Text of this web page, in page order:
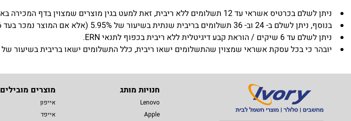
ניתן לשלם בכרטיס אשראי עד 12 תשלומים ללא ריבית, זאת למעט בגין מוצרים שמצוין בדף המכירה באתר שכמות התשלומים שניתן לבצע ללא תוספת ריבית הינה אחרת.
בנוסף, ניתן לשלם ב- 24 וב- 36 תשלומים בריבית שנתית בשיעור של 5.95% (אלא אם המוצר נמכר בעד 36 תשלומים ללא ריבית).
ניתן לשלם עד 6 שיקים / הוראת קבע דיגיטלית ללא ריבית בכפוף לתנאי ERN.
יובהר כי בכל עסקת אשראי שמצוין שהתשלומים ישאו ריבית, כלל התשלומים ישאו בריבית בשיעור של 5.95%.
חנויות מותג
Lenovo
Apple
מוצרים מובילים
אייפון
אייפד